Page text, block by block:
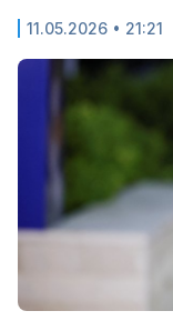
11.05.2026 • 21:21